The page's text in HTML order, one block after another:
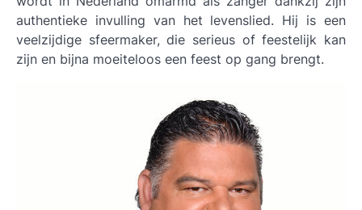
authentieke invulling van het levenslied. Hij is een
veelzijdige sfeermaker, die serieus of feestelijk kan
zijn en bijna moeiteloos een feest op gang brengt.